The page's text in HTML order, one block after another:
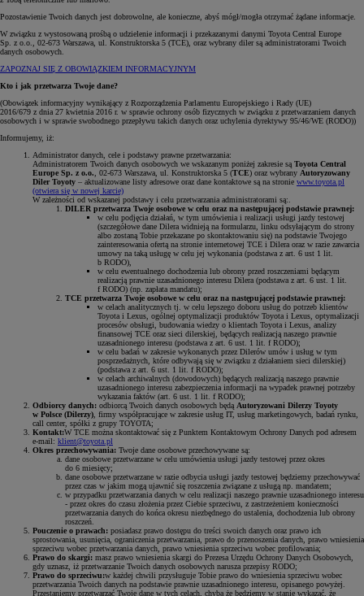
Pozostawienie Twoich danych jest dobrowolne, ale konieczne, abyś mógł/mogła otrzymać żądane informacje.
W związku z wystosowaną prośbą o udzielenie informacji i przekazanymi danymi Toyota Central Europe
Sp. z o.o., 02-673 Warszawa, ul. Konstruktorska 5 (TCE), oraz wybrany diler są administratorami Twoich
danych osobowych.
ZAPOZNAJ SIĘ Z OBOWIĄZKIEM INFORMACYJNYM
Kto i jak przetwarza Twoje dane?
(Obowiązek informacyjny wynikający z Rozporządzenia Parlamentu Europejskiego i Rady (UE)
2016/679 z dnia 27 kwietnia 2016 r. w sprawie ochrony osób fizycznych w związku z przetwarzaniem danych
osobowych i w sprawie swobodnego przepływu takich danych oraz uchylenia dyrektywy 95/46/WE (RODO))
Informujemy, iż:
Administrator danych, cele i podstawy prawne przetwarzania:
Administratorem Twoich danych osobowych we wskazanym poniżej zakresie są Toyota Central
Europe Sp. z o.o. , 02-673 Warszawa, ul. Konstruktorska 5 (TCE) oraz wybrany Autoryzowany
Diler Toyoty – aktualizowane listy adresowe oraz dane kontaktowe są na stronie www.toyota.pl
(otwiera się w nowej karcie)
W zależności od wskazanej podstawy i celu przetwarzania administratorami są:.
DILER przetwarza Twoje osobowe w celu oraz na następującej podstawie prawnej:
w celu podjęcia działań, w tym umówienia i realizacji usługi jazdy testowej
(szczegółowe dane Dilera widnieją na formularzu, linku odsyłającym do strony
albo zostaną Tobie przekazane po skontaktowaniu się) na podstawie Twojego
zainteresowania ofertą na stronie internetowej TCE i Dilera oraz w razie zawarcia
umowy na taką usługę w celu jej wykonania (podstawa z art. 6 ust 1 lit.
b RODO),
w celu ewentualnego dochodzenia lub obrony przed roszczeniami będącym
realizacją prawnie uzasadnionego interesu Dilera (podstawa z art. 6 ust. 1 lit.
f RODO) (np. zapłata mandatu);
TCE przetwarza Twoje osobowe w celu oraz na następującej podstawie prawnej:
w celach analitycznych tj. w celu lepszego doboru usług do potrzeb klientów
Toyota i Lexus, ogólnej optymalizacji produktów Toyota i Lexus, optymalizacji
procesów obsługi, budowania wiedzy o klientach Toyota i Lexus, analizy
finansowej TCE oraz sieci dilerskiej, będących realizacją naszego prawnie
uzasadnionego interesu (podstawa z art. 6 ust. 1 lit. f RODO);
w celu badań w zakresie wykonanych przez Dilerów umów i usług w tym
posprzedażnych, które odbywają się w związku z działaniem sieci dilerskiej)
(podstawa z art. 6 ust. 1 lit. f RODO);
w celach archiwalnych (dowodowych) będących realizacją naszego prawnie
uzasadnionego interesu zabezpieczenia informacji na wypadek prawnej potrzeby
wykazania faktów (art. 6 ust. 1 lit. f RODO);
Odbiorcy danych: odbiorcą Twoich danych osobowych będą Autoryzowani Dilerzy Toyoty
w Polsce (Dilerzy) , firmy współpracujące w zakresie usług IT, usług marketingowych, badań rynku,
call center, spółki z grupy TOYOTA;
Kontakt:W TCE można skontaktować się z Punktem Kontaktowym Ochrony Danych pod adresem
e-mail: klient@toyota.pl
Okres przechowywania: Twoje dane osobowe przechowywane są:
dane osobowe przetwarzane w celu umówienia usługi jazdy testowej przez okres
do 6 miesięcy;
dane osobowe przetwarzane w razie odbycia usługi jazdy testowej będziemy przechowywać
przez czas w jakim mogą ujawnić się roszczenia związane z usługą np. mandatem;
w przypadku przetwarzania danych w celu realizacji naszego prawnie uzasadnionego interesu
- przez okres do czasu złożenia przez Ciebie sprzeciwu, z zastrzeżeniem konieczności
przetwarzania danych do końca okresu niezbędnego do ustalenia, dochodzenia lub obrony
roszczeń.
Pouczenie o prawach: posiadasz prawo dostępu do treści swoich danych oraz prawo ich
sprostowania, usunięcia, ograniczenia przetwarzania, prawo do przenoszenia danych, prawo wniesienia
sprzeciwu wobec przetwarzania danych, prawo wniesienia sprzeciwu wobec profilowania;
Prawo do skargi: masz prawo wniesienia skargi do Prezesa Urzędu Ochrony Danych Osobowych,
gdy uznasz, iż przetwarzanie Twoich danych osobowych narusza przepisy RODO;
Prawo do sprzeciwu:w każdej chwili przysługuje Tobie prawo do wniesienia sprzeciwu wobec
przetwarzania Twoich danych na podstawie prawnie uzasadnionego interesu, opisanego powyżej.
Przestaniemy przetwarzać Twoje dane w tych celach, chyba że będziemy w stanie wykazać, że